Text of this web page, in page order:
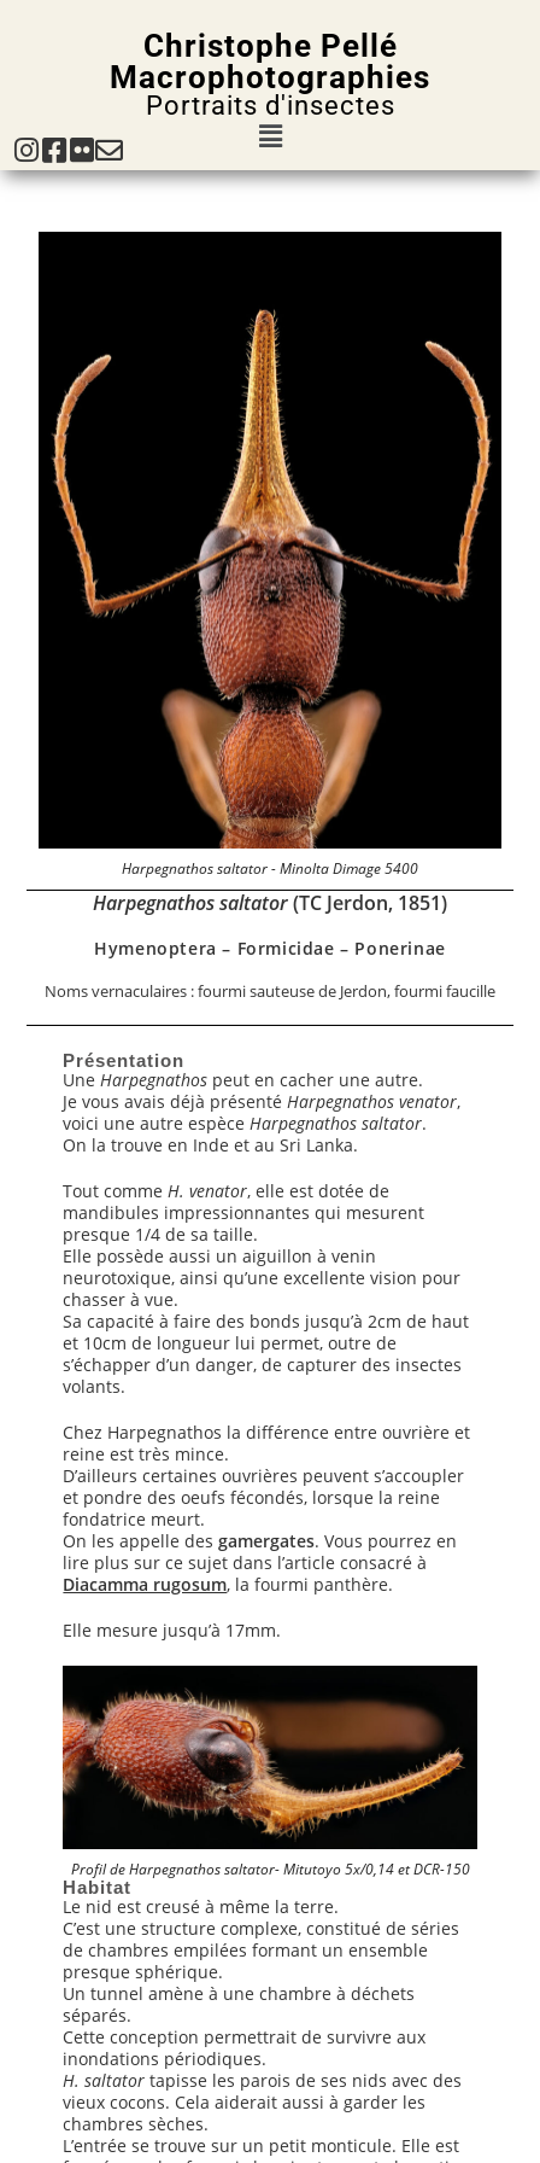
Christophe Pellé
Macrophotographies
Portraits d'insectes
Harpegnathos saltator - Minolta Dimage 5400
Harpegnathos saltator(TC Jerdon, 1851)
Hymenoptera – Formicidae – Ponerinae​​
Noms vernaculaires : fourmi sauteuse de Jerdon​, fourmi faucille
Présentation
UneHarpegnathos peut en cacher une autre.
Je vous avais déjà présentéHarpegnathos venator,
voici une autre espèceHarpegnathos saltator.
On la trouve en Inde et au Sri Lanka.
Tout commeH. venator, elle est dotée de
mandibules impressionnantes qui mesurent
presque 1/4 de sa taille.
Elle possède aussi un aiguillon à venin
neurotoxique, ainsi qu’une excellente vision pour
chasser à vue.
Sa capacité à faire des bonds jusqu’à 2cm de haut
et 10cm de longueur lui permet, outre de
s’échapper d’un danger, de capturer des insectes
volants.
Chez Harpegnathos la différence entre ouvrière et
reine est très mince.
D’ailleurs certaines ouvrières peuvent s’accoupler
et pondre des oeufs fécondés, lorsque la reine
fondatrice meurt.
On les appelle desgamergates. Vous pourrez en
lire plus sur ce sujet dans l’article consacré à
Diacamma rugosum, la fourmi panthère.
Elle mesure jusqu’à 17mm.
Profil de Harpegnathos saltator- Mitutoyo 5x/0,14 et DCR-150
Habitat
Le nid est creusé à même la terre.
C’est une structure complexe, constitué de séries
de chambres empilées formant un ensemble
presque sphérique.
Un tunnel amène à une chambre à déchets
séparés.
Cette conception permettrait de survivre aux
inondations périodiques.
H. saltator tapisse les parois de ses nids avec des
vieux cocons. Cela aiderait aussi à garder les
chambres sèches.
L’entrée se trouve sur un petit monticule. Elle est